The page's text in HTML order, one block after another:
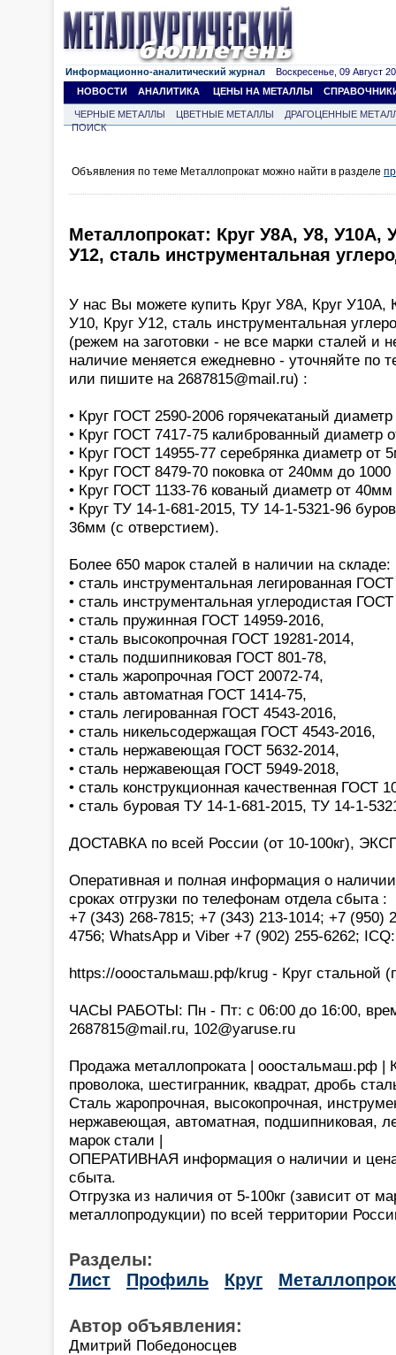
Информационно-аналитический журнал Воскресенье, 09 Август
НОВОСТИ
АНАЛИТИКА ЦЕНЫ НА МЕТАЛЛЫ
ЧЕРНЫЕ МЕТАЛЛЫ ЦВЕТНЫЕ МЕТАЛЛЫ
ДРАГОЦЕННЫЕ
ПОИСК
Объявления по теме Металлопрокат можно найти в разделе
Металлопрокат: Круг У8А, У8, У10А,
У12, сталь инструментальная
У нас Вы можете купить Круг У8А, Круг У10А,
У10, Круг У12, сталь инструментальная
(режем на заготовки - не все марки сталей и
наличие меняется ежедневно - уточняйте по
или пишите на 2687815@mail.ru) :
• Круг ГОСТ 2590-2006 горячекатаный
• Круг ГОСТ 7417-75 калиброванный диаметр
• Круг ГОСТ 14955-77 серебрянка диаметр от
• Круг ГОСТ 8479-70 поковка от 240мм до
• Круг ГОСТ 1133-76 кованый диаметр от
• Круг ТУ 14-1-681-2015, ТУ 14-1-5321-96
36мм (с отверстием).
Более 650 марок сталей в наличии на складе:
• сталь инструментальная легированная
• сталь инструментальная углеродистая
• сталь пружинная ГОСТ 14959-2016,
• сталь высокопрочная ГОСТ 19281-2014,
• сталь подшипниковая ГОСТ 801-78,
• сталь жаропрочная ГОСТ 20072-74,
• сталь автоматная ГОСТ 1414-75,
• сталь легированная ГОСТ 4543-2016,
• сталь никельсодержащая ГОСТ 4543-2016,
• сталь нержавеющая ГОСТ 5632-2014,
• сталь нержавеющая ГОСТ 5949-2018,
• сталь конструкционная качественная ГОСТ
• сталь буровая ТУ 14-1-681-2015, ТУ 14-1-
ДОСТАВКА по всей России (от 10-100кг),
Оперативная и полная информация о
сроках отгрузки по телефонам отдела сбыта :
+7 (343) 268-7815; +7 (343) 213-1014; +7 (950)
4756; WhatsApp и Viber +7 (902) 255-6262;
https://ооостальмаш.рф/krug - Круг стальной
ЧАСЫ РАБОТЫ: Пн - Пт: с 06:00 до 16:00,
2687815@mail.ru, 102@yaruse.ru
Продажа металлопроката | ооостальмаш.рф |
проволока, шестигранник, квадрат, дробь
Сталь жаропрочная, высокопрочная,
нержавеющая, автоматная, подшипниковая,
марок стали |
ОПЕРАТИВНАЯ информация о наличии и
сбыта.
Отгрузка из наличия от 5-100кг (зависит от
металлопродукции) по всей территории
Разделы:
Лист
Профиль Круг
Автор объявления:
Дмитрий Победоносцев